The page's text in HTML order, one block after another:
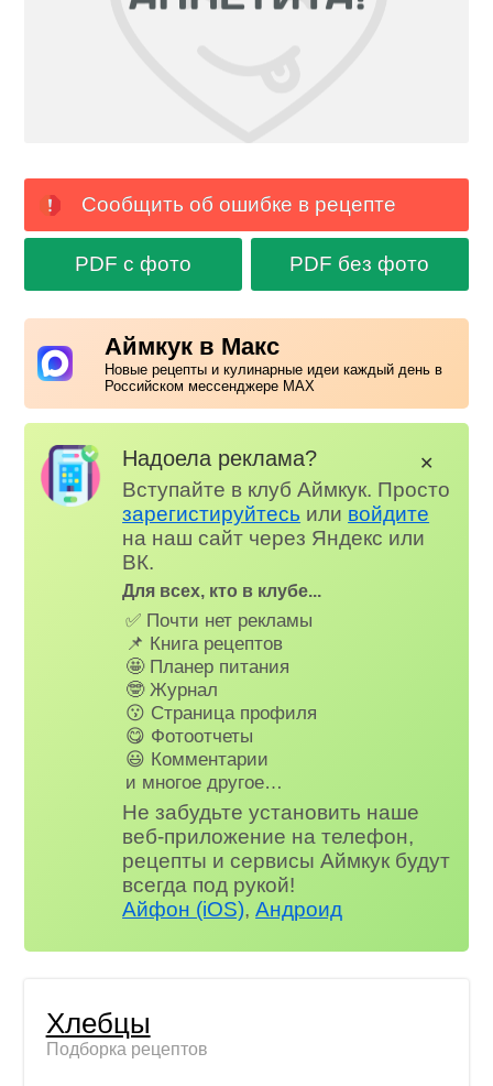
Сообщить об ошибке в рецепте
PDF с фото PDF без фото
Аймкук в Макс
Новые рецепты и кулинарные идеи каждый день в
Российском мессенджере MAX
Надоела реклама?
Вступайте в клуб Аймкук. Просто
зарегистируйтесь или войдите
на наш сайт через Яндекс или
ВК.
Для всех, кто в клубе...
✅ Почти нет рекламы
📌 Книга рецептов
🤩 Планер питания
🤓 Журнал
😗 Страница профиля
😋 Фотоотчеты
😃 Комментарии
и многое другое…
Не забудьте установить наше
веб-приложение на телефон,
рецепты и сервисы Аймкук будут
всегда под рукой!
Айфон (iOS),Андроид
✕
Хлебцы
Подборка рецептов